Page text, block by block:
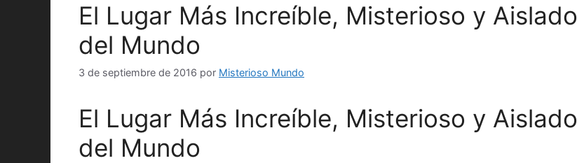
El Lugar Más Increíble, Misterioso y Aislado
del Mundo
3 de septiembre de 2016 por Misterioso Mundo
El Lugar Más Increíble, Misterioso y Aislado
del Mundo